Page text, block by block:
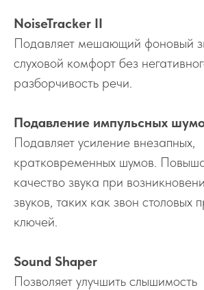
NoiseTracker II
Подавляет мешающий фоновый
слуховой комфорт без
разборчивость речи.
Подавление импульсных
Подавляет усиление внезапных,
кратковременных шумов.
качество звука при
звуков, таких как звон столовых
ключей.
Sound Shaper
Позволяет улучшить слышимость